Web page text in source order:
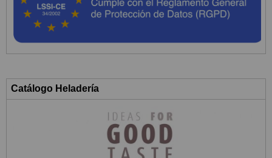
Catálogo Heladería